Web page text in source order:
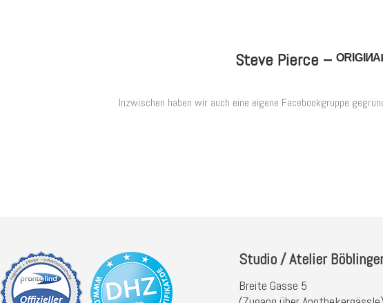
Steve Pierce –
Inzwischen haben wir auch eine eigene Facebookgruppe
Studio / Atelier
Breite Gasse 5